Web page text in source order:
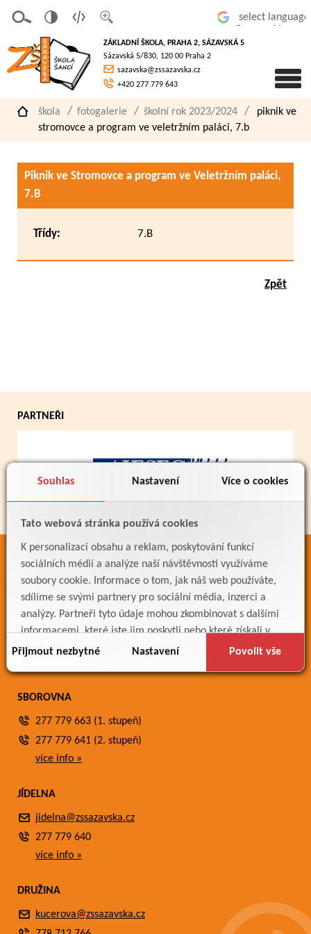
Souhlas Nastavení Více o cookies
Tato webová stránka používá cookies
K personalizaci obsahu a reklam, poskytování funkcí
sociálních médií a analýze naší návštěvnosti využíváme
soubory cookie. Informace o tom, jak náš web používáte,
sdílíme se svými partnery pro sociální média, inzerci a
analýzy. Partneři tyto údaje mohou zkombinovat s dalšími
informacemi, které jste jim poskytli nebo které získali v
důsledku toho, že používáte jejich služby.
Přijmout nezbytné Nastavení Povolit vše
písmo
á
verze
pro
slaboz
raké
ZÁKLADNÍ ŠKOLA, PRAHA 2, SÁZAVSKÁ 5
Sázavská 5/830, 120 00 Praha 2
sazavska@zssazavska.cz
+420 277 779 643
škola fotogalerie školní rok 2023/2024
piknik ve
stromovce a program ve veletržním paláci, 7.b
Piknik ve Stromovce a program ve Veletržním paláci,
7.B
Třídy: 7.B
Zpět
PARTNEŘI
ODKAZY
Bakaláři
Jídelníček
Meteostanice
SBOROVNA
277 779 663 (1. stupeň)
277 779 641 (2. stupeň)
více info »
JÍDELNA
jidelna@zssazavska.cz
277 779 640
více info »
DRUŽINA
kucerova@zssazavska.cz